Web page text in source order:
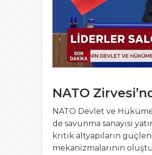
NATO
NATO Devlet ve
de savunma sanayisi
kritik altyapıların
mekanizmalarının